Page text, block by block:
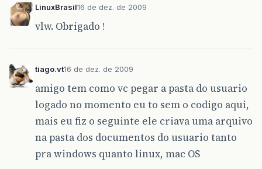
LinuxBrasil16 de dez. de 2009
vlw. Obrigado !
tiago.vt16 de dez. de 2009
amigo tem como vc pegar a pasta do usuario
logado no momento eu to sem o codigo aqui,
mais eu fiz o seguinte ele criava uma arquivo
na pasta dos documentos do usuario tanto
pra windows quanto linux, mac OS